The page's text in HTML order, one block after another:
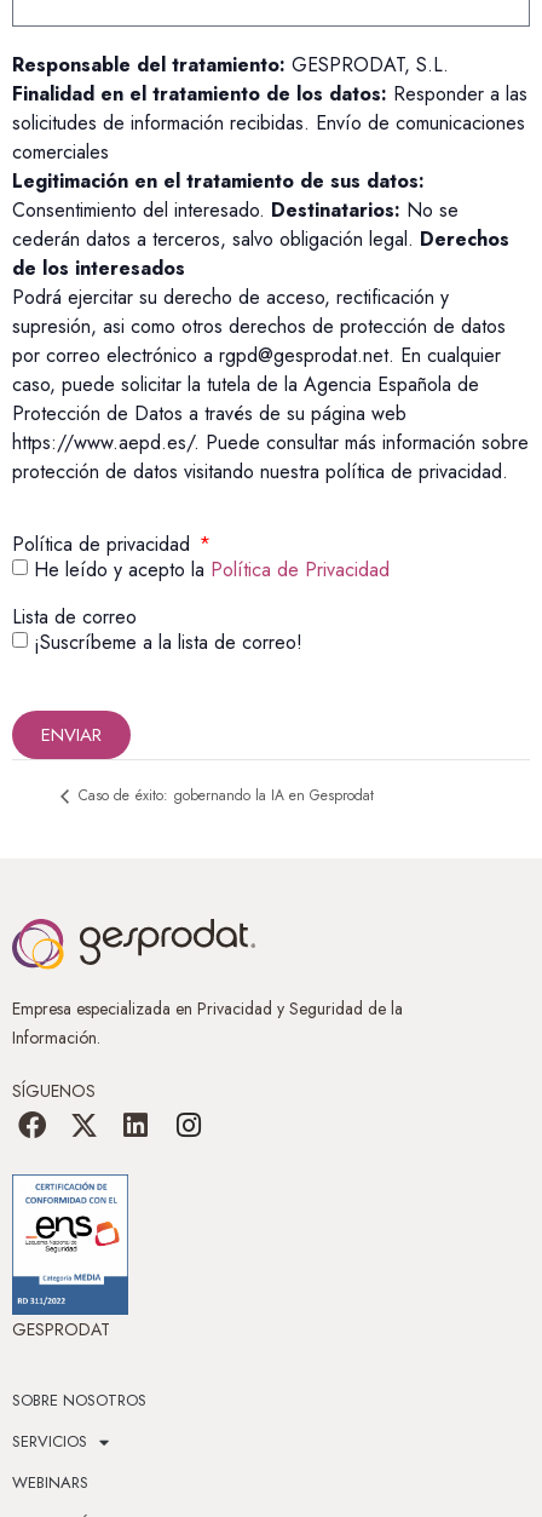
Responsable del tratamiento: GESPRODAT, S.L.
Finalidad en el tratamiento de los datos: Responder a las
solicitudes de información recibidas. Envío de comunicaciones
comerciales
Legitimación en el tratamiento de sus datos:
Consentimiento del interesado. Destinatarios: No se
cederán datos a terceros, salvo obligación legal. Derechos
de los interesados
Podrá ejercitar su derecho de acceso, rectificación y
supresión, asi como otros derechos de protección de datos
por correo electrónico a rgpd@gesprodat.net. En cualquier
caso, puede solicitar la tutela de la Agencia Española de
Protección de Datos a través de su página web
https://www.aepd.es/. Puede consultar más información sobre
protección de datos visitando nuestra política de privacidad.
Política de privacidad
He leído y acepto la Política de Privacidad
Lista de correo
¡Suscríbeme a la lista de correo!
ENVIAR
Caso de éxito: gobernando la IA en Gesprodat
Empresa especializada en Privacidad y Seguridad de la
Información.
SÍGUENOS
GESPRODAT
SOBRE NOSOTROS
SERVICIOS
WEBINARS